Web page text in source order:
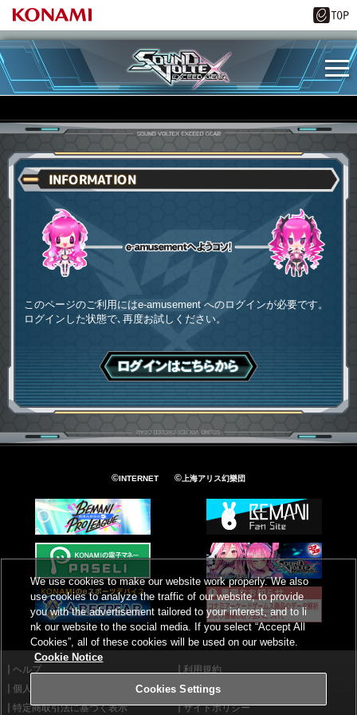
INFORMATION
このページのご利用にはe-amusement へのログインが必要です。
ログインした状態で､再度お試しください。
ログインはこちら
©INTERNET ©上海アリス幻樂団
ヘルプ
利用規約
個人情報等保護方針
外部送信について
特定商取引法に基づく表示
サイトポリシー
We use cookies to make our website work properly. We also
use cookies to analyze the traffic of our website, to provide
you with the advertisement tailored to your interest, and to li
nk our website to the social media. If you select “Accept All
Cookies”, all of these cookies will be used on our website.
Cookie Notice
Cookies Settings